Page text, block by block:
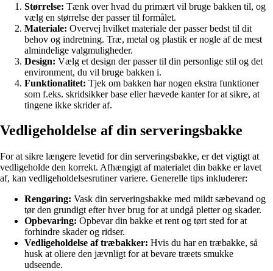
Størrelse: Tænk over hvad du primært vil bruge bakken til, og
vælg en størrelse der passer til formålet.
Materiale: Overvej hvilket materiale der passer bedst til dit
behov og indretning. Træ, metal og plastik er nogle af de mest
almindelige valgmuligheder.
Design: Vælg et design der passer til din personlige stil og det
environment, du vil bruge bakken i.
Funktionalitet: Tjek om bakken har nogen ekstra funktioner
som f.eks. skridsikker base eller hævede kanter for at sikre, at
tingene ikke skrider af.
Vedligeholdelse af din serveringsbakke
For at sikre længere levetid for din serveringsbakke, er det vigtigt at
vedligeholde den korrekt. Afhængigt af materialet din bakke er lavet
af, kan vedligeholdelsesrutiner variere. Generelle tips inkluderer:
Rengøring: Vask din serveringsbakke med mildt sæbevand og
tør den grundigt efter hver brug for at undgå pletter og skader.
Opbevaring: Opbevar din bakke et rent og tørt sted for at
forhindre skader og ridser.
Vedligeholdelse af træbakker: Hvis du har en træbakke, så
husk at oliere den jævnligt for at bevare træets smukke
udseende.